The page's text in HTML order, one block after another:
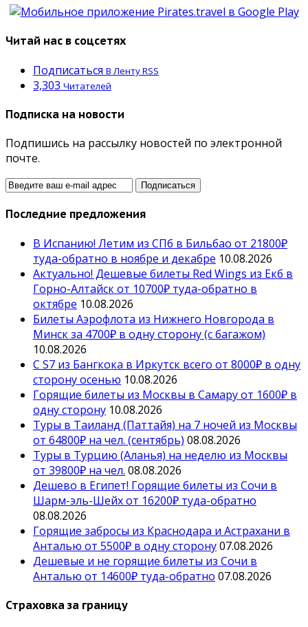
Читай нас в соцсетях
Подписаться В Ленту RSS
3,303 Читателей
Подписка на новости
Подпишись на рассылку новостей по электронной
почте.
Последние предложения
В Испанию! Летим из СПб в Бильбао от 21800₽
туда-обратно в ноябре и декабре 10.08.2026
Актуально! Дешевые билеты Red Wings из Екб в
Горно-Алтайск от 10700₽ туда-обратно в
октябре 10.08.2026
Билеты Аэрофлота из Нижнего Новгорода в
Минск за 4700₽ в одну сторону (с багажом)
10.08.2026
С S7 из Бангкока в Иркутск всего от 8000₽ в одну
сторону осенью 10.08.2026
Горящие билеты из Москвы в Самару от 1600₽ в
одну сторону 10.08.2026
Туры в Таиланд (Паттайя) на 7 ночей из Москвы
от 64800₽ на чел. (сентябрь) 08.08.2026
Туры в Турцию (Аланья) на неделю из Москвы
от 39800₽ на чел. 08.08.2026
Дешево в Египет! Горящие билеты из Сочи в
Шарм-эль-Шейх от 16200₽ туда-обратно
08.08.2026
Горящие забросы из Краснодара и Астрахани в
Анталью от 5500₽ в одну сторону07.08.2026
Дешевые и не горящие билеты из Сочи в
Анталью от 14600₽ туда-обратно 07.08.2026
Страховка за границу